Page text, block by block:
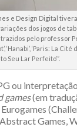
e Design Digital
dos jogos de
pelo professor
‘Hanabi’, ‘Paris: La
Seu Lar Perfeito’”.
ou
games(em
Games,